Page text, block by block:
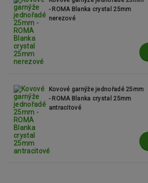
- ROMA Blanka crystal 25mm
nerezové
Kovové garnýže jednořadé 25mm
- ROMA Blanka crystal 25mm
antracitové